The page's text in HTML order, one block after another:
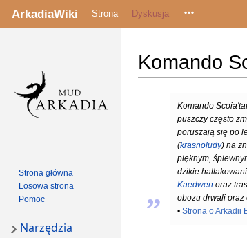
Komando
wyszukiwania
„
Komando
puszczy często
poruszają się po
(krasnoludy) na
pięknym,
dzikie
Kaedwen oraz
obozu drwali oraz
• Strona o Arkadii
ArkadiaWiki Strona Dyskusja
Strona główna
Losowa strona
Pomoc
Narzędzia